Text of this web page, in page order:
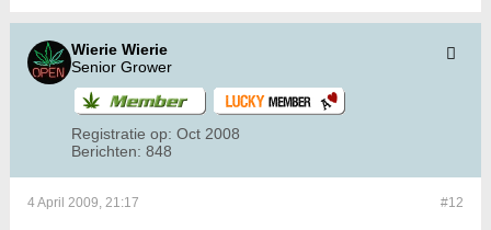
Wierie Wierie
Senior Grower
Registratie op: Oct 2008
Berichten: 848
#12
4 April 2009, 21:17